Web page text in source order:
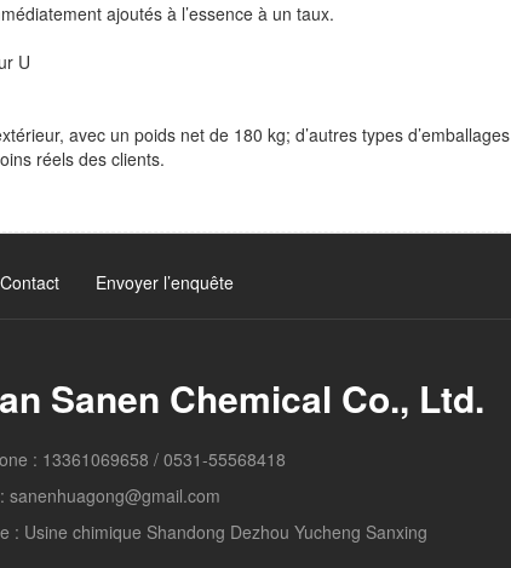
ajoutés à l’essence à un taux.
U
avec un poids net de 180 kg; d’autres types d’emballages
réels des clients.
Contact Envoyer l’enquête
Sanen Chemical Co., Ltd.
: 13361069658 / 0531-55568418
sanenhuagong@gmail.com
: Usine chimique Shandong Dezhou Yucheng Sanxing